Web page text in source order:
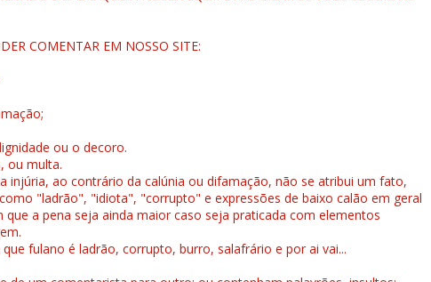
COMENTAR EM NOSSO SITE:
ou o decoro.
ou multa.
injúria, ao contrário da calúnia ou difamação, não se atribui um fato,
"ladrão", "idiota", "corrupto" e expressões de baixo calão em geral
a pena seja ainda maior caso seja praticada com elementos
fulano é ladrão, corrupto, burro, salafrário e por ai vai...